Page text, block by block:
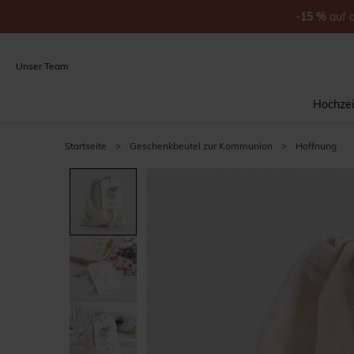
Unser Team
Startseite > Geschenkbeutel zur Kommunion > Hoffnung
-15 % auf